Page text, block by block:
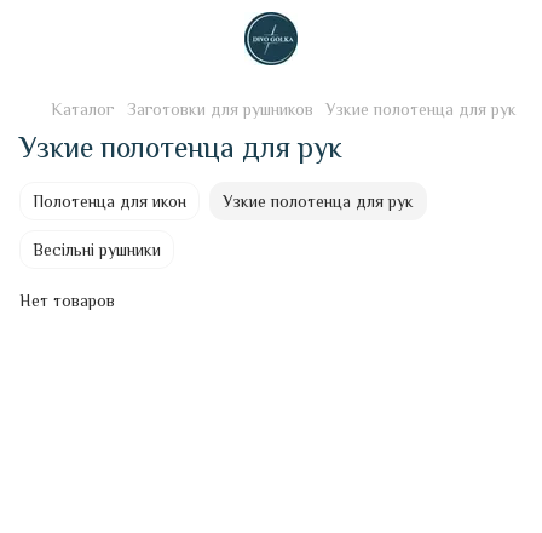
Каталог Заготовки для рушников Узкие полотенца для рук
Узкие полотенца для рук
Полотенца для икон Узкие полотенца для рук
Весільні рушники
Нет товаров